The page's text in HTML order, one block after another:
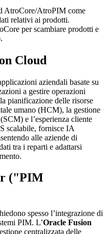
AtroCore/AtroPIM come
relativi ai prodotti.
per scambiare prodotti e
Cloud
aziendali basate su
a gestire operazioni
pianificazione delle risorse
umano (HCM), la gestione
e l’esperienza cliente
scalabile, fornisce IA
alle aziende di
tra i reparti e adattarsi
("PIM
spesso l’integrazione di
PIM. L’Oracle Fusion
centralizzata delle